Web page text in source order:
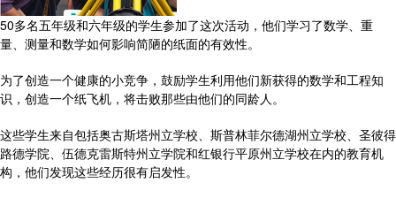
50多名五年级和六年级的学生参加了这次活动，他们学习了数学、重
量、测量和数学如何影响简陋的纸面的有效性。
为了创造一个健康的小竞争，鼓励学生利用他们新获得的数学和工程知
识，创造一个纸飞机，将击败那些由他们的同龄人。
这些学生来自包括奥古斯塔州立学校、斯普林菲尔德湖州立学校、圣彼得
路德学院、伍德克雷斯特州立学院和红银行平原州立学校在内的教育机
构，他们发现这些经历很有启发性。